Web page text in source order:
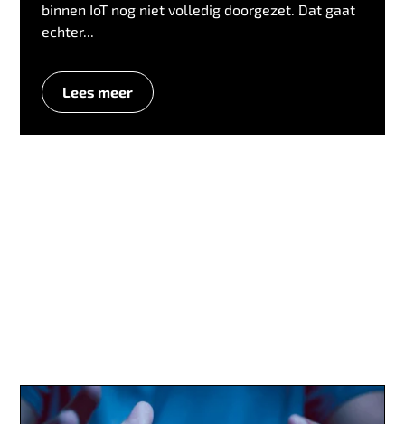
binnen IoT nog niet volledig doorgezet. Dat gaat
echter...
Lees meer